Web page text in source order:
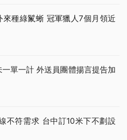
來種綠鬣蜥 冠軍獵人7個月領近
單一計 外送員團體揚言提告加
不符需求 台中訂10米下不劃設